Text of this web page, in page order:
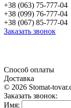
+38 (063) 75-777-04
+38 (099) 76-777-04
+38 (067) 85-777-04
Заказать звонок
Способ оплаты
Доставка
© 2026 Stomat-
Заказать звонок:
Имя: